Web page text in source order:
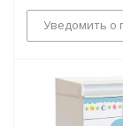
Уведомить о